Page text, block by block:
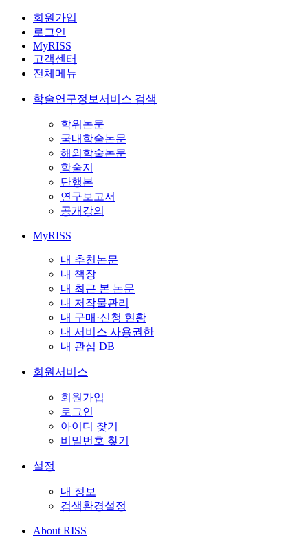
회원가입
로그인
MyRISS
고객센터
전체메뉴
학술연구정보서비스 검색
학위논문
국내학술논문
해외학술논문
학술지
단행본
연구보고서
공개강의
MyRISS
내 추천논문
내 책장
내 최근 본 논문
내 저작물관리
내 구매·신청 현황
내 서비스 사용권한
내 관심 DB
회원서비스
회원가입
로그인
아이디 찾기
비밀번호 찾기
설정
내 정보
검색환경설정
About RISS